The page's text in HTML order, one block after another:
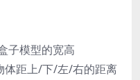
子模型的宽高
距上/下/左/右的距离